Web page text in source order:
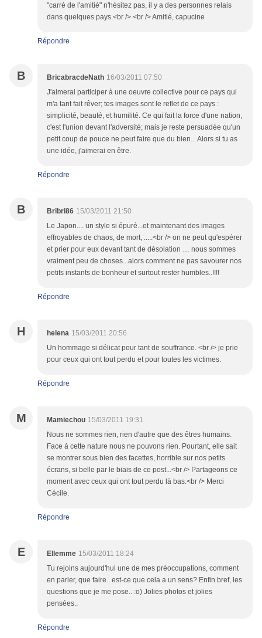
"carré de l'amitié" n'hésitez pas, il y a des personnes relais
dans quelques pays.<br /> <br /> Amitié, capucine
Répondre
B BricabracdeNath 16/03/2011 07:50
J'aimerai participer à une oeuvre collective pour ce pays qui
m'a tant fait rêver; tes images sont le reflet de ce pays :
simplicité, beauté, et humilité. Ce qui fait la force d'une nation,
c'est l'union devant l'adversité; mais je reste persuadée qu'un
petit coup de pouce ne peut faire que du bien... Alors si tu as
une idée, j'aimerai en être.
Répondre
B Bribri86 15/03/2011 21:50
Le Japon.... un style si épuré...et maintenant des images
effroyables de chaos, de mort, .....<br /> on ne peut qu'espérer
et prier pour eux devant tant de désolation … nous sommes
vraiment peu de choses...alors comment ne pas savourer nos
petits instants de bonheur et surtout rester humbles..!!!!
Répondre
H helena 15/03/2011 20:56
Un hommage si délicat pour tant de souffrance. <br /> je prie
pour ceux qui ont tout perdu et pour toutes les victimes.
Répondre
M Mamiechou 15/03/2011 19:31
Nous ne sommes rien, rien d'autre que des êtres humains.
Face à cette nature nous ne pouvons rien. Pourtant, elle sait
se montrer sous bien des facettes, horrible sur nos petits
écrans, si belle par le biais de ce post...<br /> Partageons ce
moment avec ceux qui ont tout perdu là bas.<br /> Merci
Cécile.
Répondre
E Ellemme 15/03/2011 18:24
Tu rejoins aujourd'hui une de mes préoccupations, comment
en parler, que faire.. est-ce que cela a un sens? Enfin bref, les
questions que je me pose.. :o) Jolies photos et jolies
pensées..
Répondre